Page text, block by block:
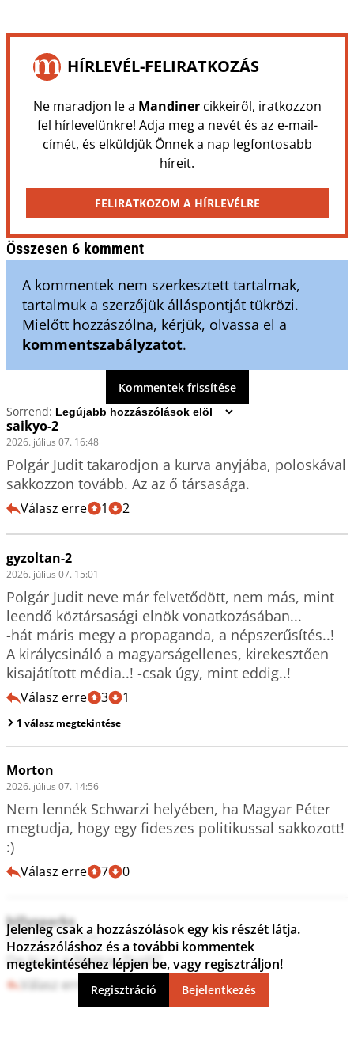
HÍRLEVÉL-FELIRATKOZÁS
Ne maradjon le a Mandinercikkeiről, iratkozzon
fel hírlevelünkre! Adja meg a nevét és az e-mail-
címét, és elküldjük Önnek a nap legfontosabb
híreit.
FELIRATKOZOM A HÍRLEVÉLRE
Összesen 6 komment
A kommentek nem szerkesztett tartalmak,
tartalmuk a szerzőjük álláspontját tükrözi.
Mielőtt hozzászólna, kérjük, olvassa el a
kommentszabályzatot.
Kommentek frissítése
Sorrend:
saikyo-2
2026. július 07. 16:48
Polgár Judit takarodjon a kurva anyjába, poloskával
sakkozzon tovább. Az az ő társasága.
Válasz erre 1 2
gyzoltan-2
2026. július 07. 15:01
Polgár Judit neve már felvetődött, nem más, mint
leendő köztársasági elnök vonatkozásában...
-hát máris megy a propaganda, a népszerűsítés..!
A királycsináló a magyarságellenes, kirekesztően
kisajátított média..! -csak úgy, mint eddig..!
Válasz erre 3 1
1 válasz megtekintése
Morton
2026. július 07. 14:56
Nem lennék Schwarzi helyében, ha Magyar Péter
megtudja, hogy egy fideszes politikussal sakkozott!
:)
Válasz erre 7 0
billysparks
2026. július 07. 14:39
De ki az a Nyitrai Zsolt?
Válasz erre 3 1
Jelenleg csak a hozzászólások egy kis részét látja.
Hozzászóláshoz és a további kommentek
megtekintéséhez lépjen be, vagy regisztráljon!
Regisztráció Bejelentkezés